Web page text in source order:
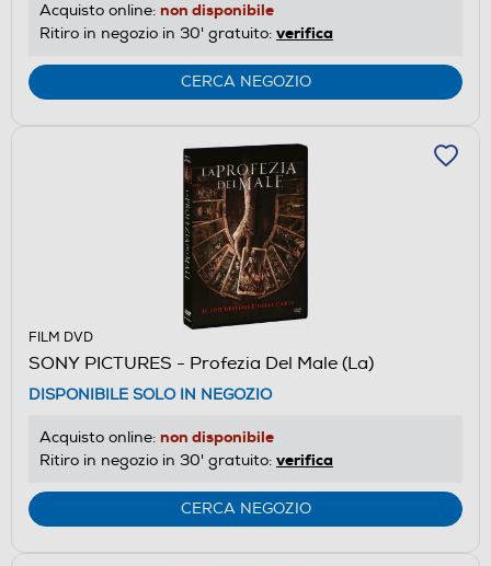
Acquisto online: non disponibile
Ritiro in negozio in 30' gratuito: verifica
CERCA NEGOZIO
FILM DVD
SONY PICTURES - Profezia Del Male (La)
DISPONIBILE SOLO IN NEGOZIO
Acquisto online: non disponibile
Ritiro in negozio in 30' gratuito: verifica
CERCA NEGOZIO